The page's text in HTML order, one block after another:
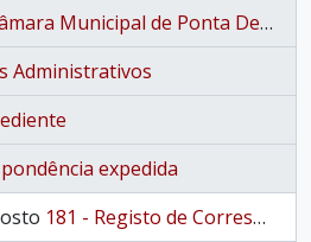
Municipal de Ponta Delgada
Administrativos
expedida
181 - Registo de Correspondencia com o Governo Civil